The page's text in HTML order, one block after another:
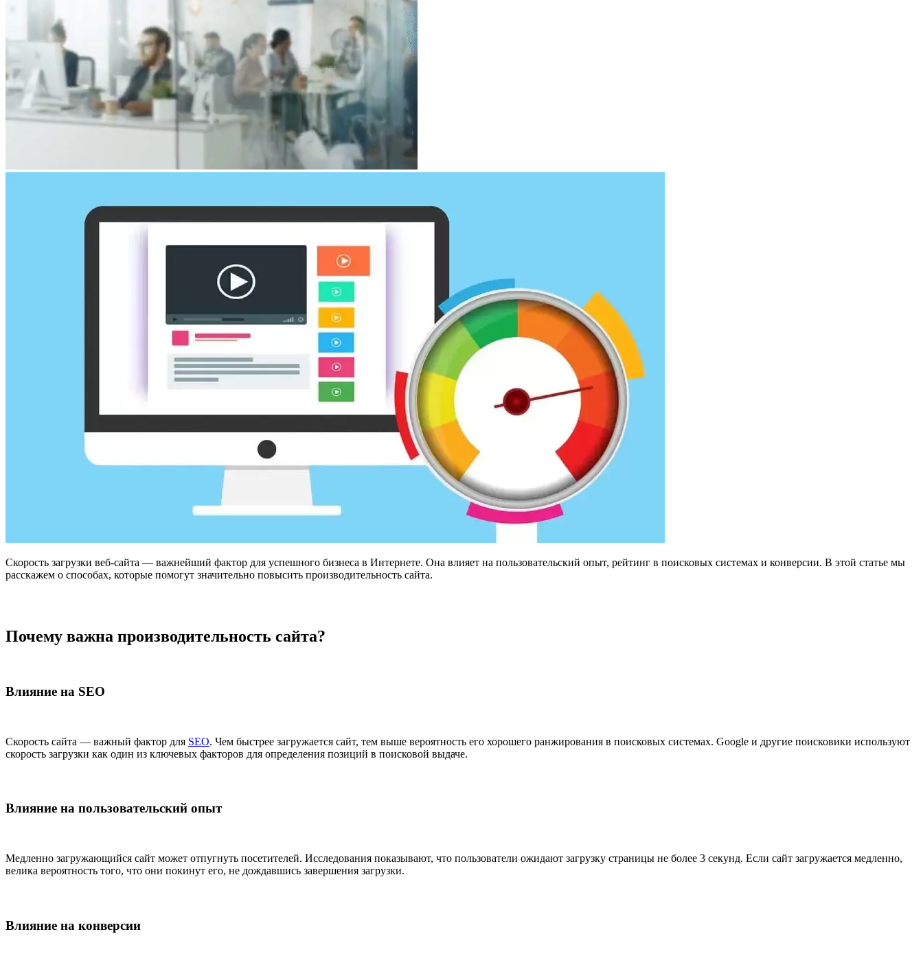
Скорость загрузки веб-сайта — важнейший фактор для успешного бизнеса в Интернете. Она влияет на пользовательский опыт, рейтинг в поисковых системах и конверсии. В этой статье мы
расскажем о способах, которые помогут значительно повысить производительность сайта.
Почему важна производительность сайта?
Влияние на SEO
Скорость сайта — важный фактор для SEO. Чем быстрее загружается сайт, тем выше вероятность его хорошего ранжирования в поисковых системах. Google и другие поисковики используют
скорость загрузки как один из ключевых факторов для определения позиций в поисковой выдаче.
Влияние на пользовательский опыт
Медленно загружающийся сайт может отпугнуть посетителей. Исследования показывают, что пользователи ожидают загрузку страницы не более 3 секунд. Если сайт загружается медленно,
велика вероятность того, что они покинут его, не дождавшись завершения загрузки.
Влияние на конверсии